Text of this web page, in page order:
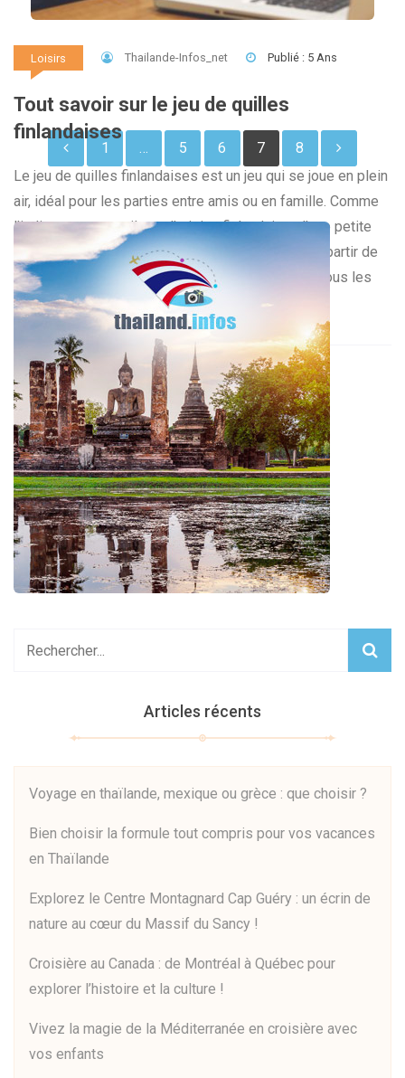
Loisirs Thailande-Infos_net Publié : 5 Ans
Tout savoir sur le jeu de quilles
finlandaises
Le jeu de quilles finlandaises est un jeu qui se joue en plein
air, idéal pour les parties entre amis ou en famille. Comme
l’indique son nom, il est d’origine finlandaise, d’une petite
ville appelée Lathi. Devenu populaire en France à partir de
2009, il est désormais disponible dans presque tous les
magasins de vente […]
Pagination
des
publications
1 … 5 6 7 8
Articles récents
Voyage en thaïlande, mexique ou grèce : que choisir ?
Bien choisir la formule tout compris pour vos vacances
en Thaïlande
Explorez le Centre Montagnard Cap Guéry : un écrin de
nature au cœur du Massif du Sancy !
Croisière au Canada : de Montréal à Québec pour
explorer l’histoire et la culture !
Vivez la magie de la Méditerranée en croisière avec
vos enfants